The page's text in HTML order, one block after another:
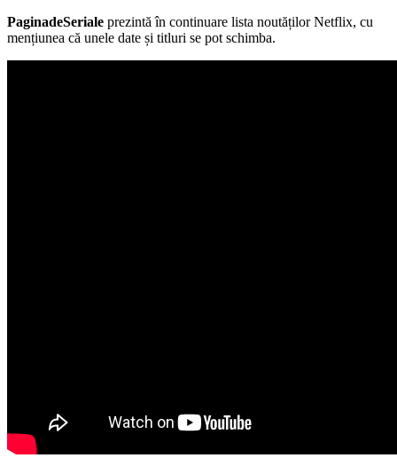
PaginadeSeriale prezintă în continuare lista noutăților Netflix, cu
mențiunea că unele date și titluri se pot schimba.